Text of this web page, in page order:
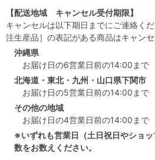
【配送地域 キャンセル受付期限】
キャンセルは以下期日までにご連絡く
注生産品］の表記がある商品はキャンセ
沖縄県
お届け日の6営業日前の14:00まで
北海道・東北・九州・山口県下関市
お届け日の5営業日前の14:00まで
その他の地域
お届け日の4営業日前の14:00まで
※いずれも営業日（土日祝日やショ
数をお数えください。